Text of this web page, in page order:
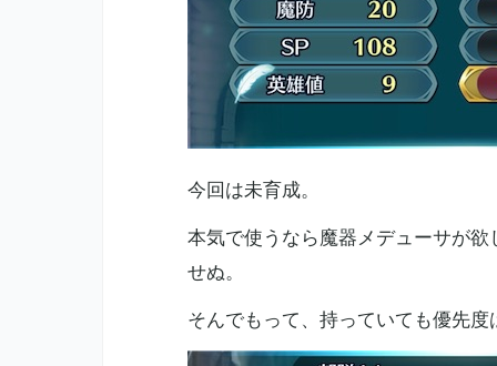
今回は未育成。
本気で使うなら魔器メデューサが
せぬ。
そんでもって、持っていても優先